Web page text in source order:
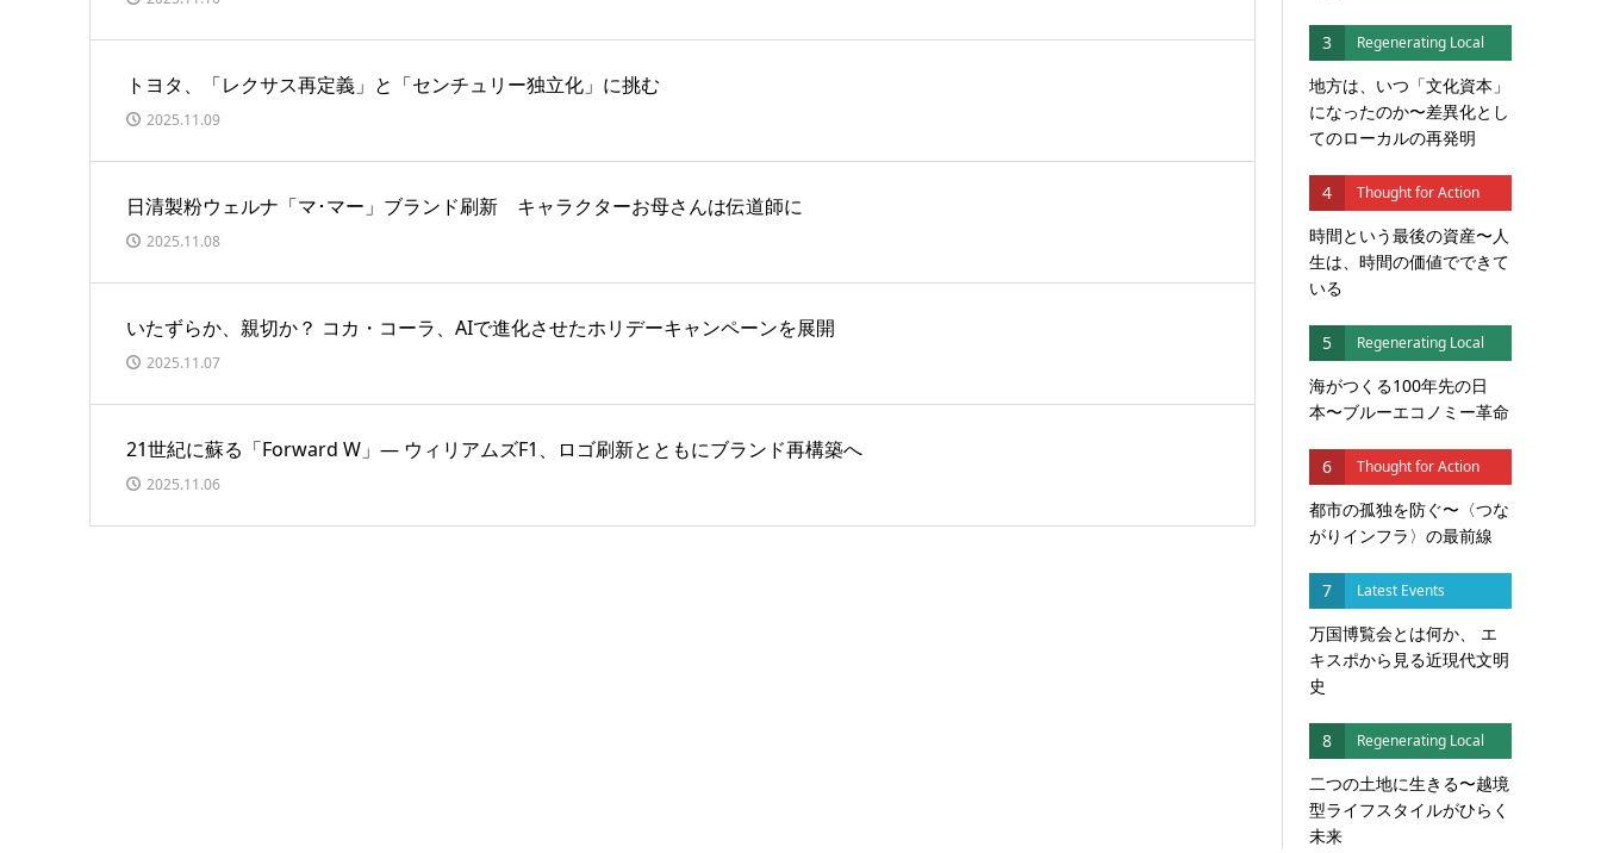
トヨタ、「レクサス再定義」と「センチュリー独立化」に挑む
2025.11.09
日清製粉ウェルナ「マ･マー」ブランド刷新 キャラクターお母さんは伝道師に
2025.11.08
いたずらか、親切か？ コカ・コーラ、AIで進化させたホリデーキャンペーンを展開
2025.11.07
21世紀に蘇る「Forward W」― ウィリアムズF1、ロゴ刷新とともにブランド再構築へ
2025.11.06
3 Regenerating Local
地方は、いつ「文化資本」
になったのか〜差異化とし
てのローカルの再発明
4 Thought for Action
時間という最後の資産〜人
生は、時間の価値でできて
いる
5 Regenerating Local
海がつくる100年先の日
本〜ブルーエコノミー革命
6 Thought for Action
都市の孤独を防ぐ〜〈つな
がりインフラ〉の最前線
7 Latest Events
万国博覧会とは何か、 エ
キスポから見る近現代文明
史
8 Regenerating Local
二つの土地に生きる〜越境
型ライフスタイルがひらく
未来